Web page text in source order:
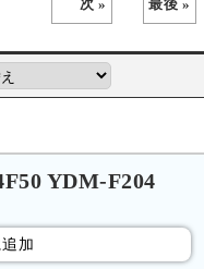
次 » 最後 »
YDM-F204
加